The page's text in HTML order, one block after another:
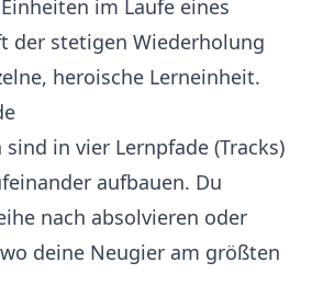
im Laufe eines
der stetigen Wiederholung
heroische Lerneinheit.
in vier Lernpfade (Tracks)
aufbauen. Du
nach absolvieren oder
deine Neugier am größten